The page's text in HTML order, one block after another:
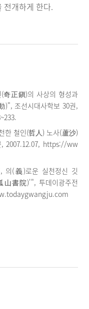
전개하게 한다.
奇正鎭)의 사상의 형성과
)", 조선시대사학보 30권,
한 철인(哲人) 노사(蘆沙)
2007.12.07, https://ww
의(義)로운 실천정신 깃
山書院)'", 투데이광주전